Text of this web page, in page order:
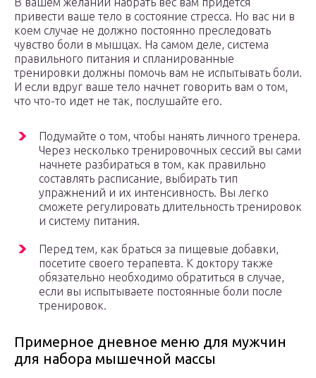
привести ваше тело в состояние стресса. Но вас ни в
коем случае не должно постоянно преследовать
чувство боли в мышцах. На самом деле, система
правильного питания и спланированные
тренировки должны помочь вам не испытывать боли.
И если вдруг ваше тело начнет говорить вам о том,
что что-то идет не так, послушайте его.
Подумайте о том, чтобы нанять личного тренера.
Через несколько тренировочных сессий вы сами
начнете разбираться в том, как правильно
составлять расписание, выбирать тип
упражнений и их интенсивность. Вы легко
сможете регулировать длительность тренировок
и систему питания.
Перед тем, как браться за пищевые добавки,
посетите своего терапевта. К доктору также
обязательно необходимо обратиться в случае,
если вы испытываете постоянные боли после
тренировок.
Примерное дневное меню для мужчин
для набора мышечной массы